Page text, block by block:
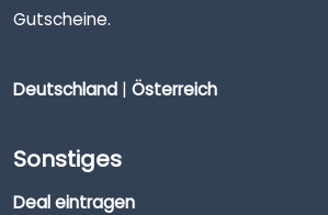
Gutscheine.
Deutschland | Österreich
Sonstiges
Deal eintragen